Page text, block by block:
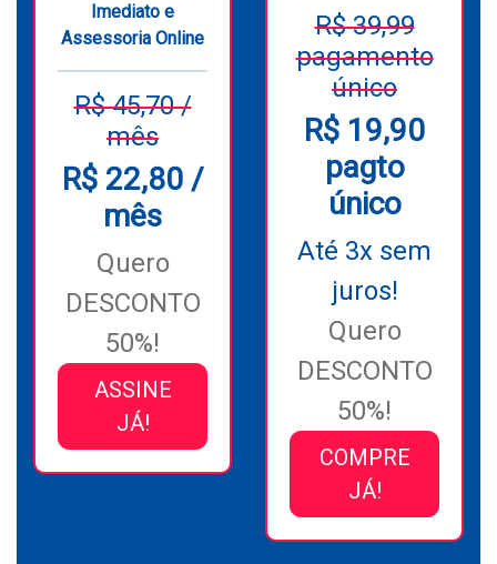
Imediato e
Assessoria Online
R$ 45,70 /
mês
R$ 22,80 /
mês
Quero
DESCONTO
50%!
ASSINE
JÁ!
R$ 39,99
pagamento
único
R$ 19,90
pagto
único
Até 3x sem
juros!
Quero
DESCONTO
50%!
COMPRE
JÁ!